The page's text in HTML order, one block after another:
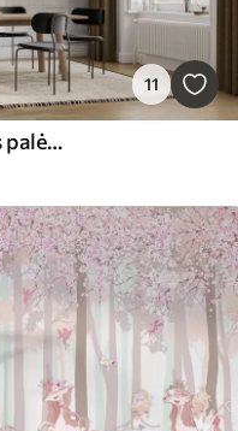
11
Senovinis pasaulio žemėlapis palėpėje